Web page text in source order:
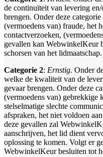
de continuïteit van levering
brengen. Onder deze
(vermoedens van) fraude, het
contactverzoeken,
gevallen kan WebwinkelKeur
schorsen van het lidmaatschap.
Categorie 2: Ernstig. Onder
welke de kwaliteit van de
gevaar brengen. Onder deze
(vermoedens van) gebrekkige
stelselmatige slechte
afspraken, het niet voldoen
deze gevallen zal
aanschrijven, het lid dient
oplossing te komen. Volgt er
WebwinkelKeur besluiten tot